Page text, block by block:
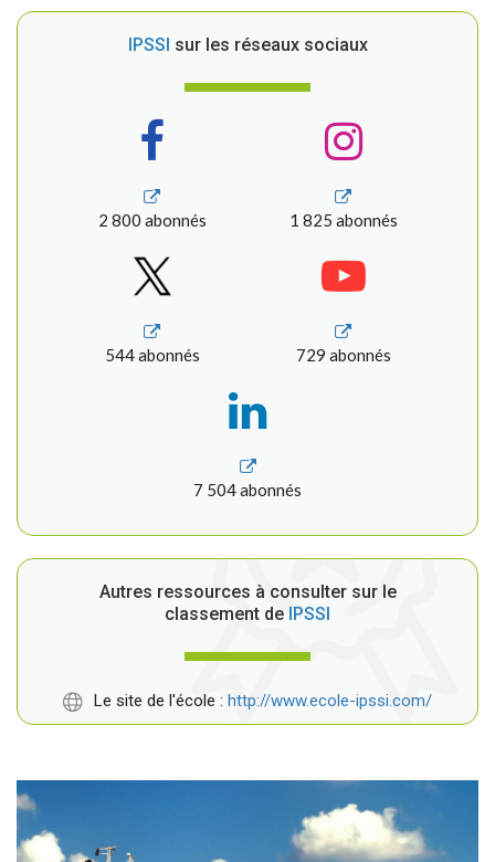
IPSSI sur les réseaux sociaux
2 800 abonnés 1 825 abonnés
544 abonnés 729 abonnés
7 504 abonnés
Autres ressources à consulter sur le
classement de IPSSI
Le site de l'école : http://www.ecole-ipssi.com/